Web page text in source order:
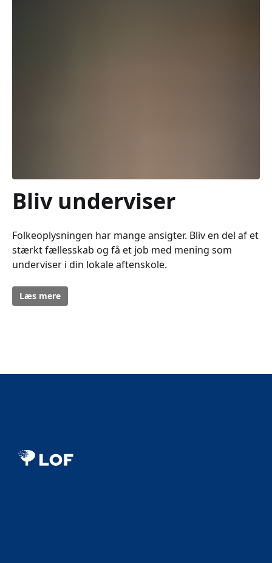
Bliv underviser
Folkeoplysningen har mange ansigter. Bliv en del af et
stærkt fællesskab og få et job med mening som
underviser i din lokale aftenskole.
Læs mere